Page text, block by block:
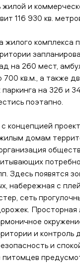
и
116 930 кв.
жилого комплекса
на 260 мест,
кв.м., а также
паркинга на 326 и
поэтапно.
концепцией
домам
Здесь появятся
набережная с
сеть
Просторная
и контроль
и